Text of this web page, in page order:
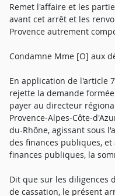
Remet l'affaire et les
avant cet arrêt et les
Provence autrement
Condamne Mme [O] aux
En application de l'article
rejette la demande
payer au directeur
Provence-Alpes-Côte-
du-Rhône, agissant sous
des finances publiques,
finances publiques, la
Dit que sur les diligences
de cassation, le présent